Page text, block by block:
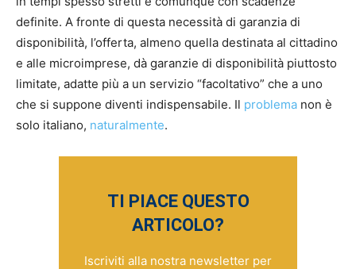
definite. A fronte di questa necessità di garanzia di
disponibilità, l’offerta, almeno quella destinata al cittadino
e alle microimprese, dà garanzie di disponibilità piuttosto
limitate, adatte più a un servizio “facoltativo” che a uno
che si suppone diventi indispensabile. Il problema non è
solo italiano, naturalmente.
TI PIACE QUESTO
ARTICOLO?
Iscriviti alla nostra newsletter per